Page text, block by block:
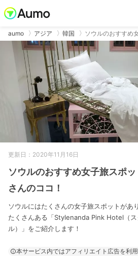
aumo アジア 韓国 ソウルのおすすめ
更新日：2020年11月16日
ソウルのおすすめ女子旅スポ
さんのココ！
ソウルにはたくさんの女子旅スポットがあ
たくさんある「Stylenanda Pink Hotel（
ル）」をご紹介します！
本サービス内ではアフィリエイト広告を利